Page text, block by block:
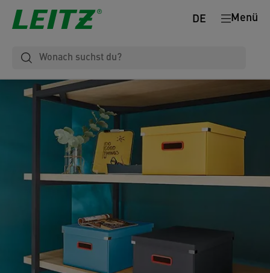
Menü
DE